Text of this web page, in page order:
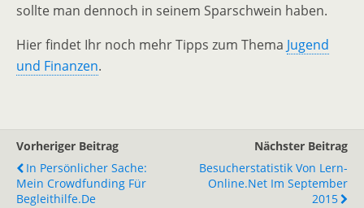
sollte man dennoch in seinem Sparschwein haben.
Hier findet Ihr noch mehr Tipps zum Thema Jugend
und Finanzen.
Vorheriger Beitrag
In Persönlicher Sache:
Mein Crowdfunding Für
Begleithilfe.de
Nächster Beitrag
Besucherstatistik Von Lern-
Online.net Im September
2015